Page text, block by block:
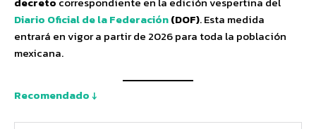
Diario Oficial de la Federación(DOF). Esta medida
entrará en vigor a partir de 2026 para toda la población
mexicana.
Recomendado ↓